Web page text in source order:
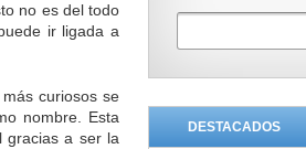
no es del todo
ir ligada a
curiosos se
nombre. Esta
gracias a ser la
DESTACADOS